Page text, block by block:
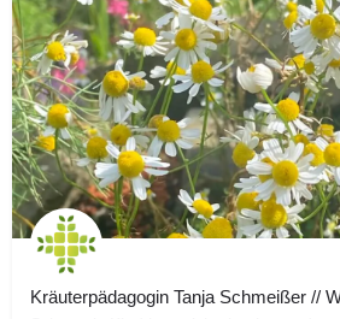
Kräuterpädagogin Tanja Schmeißer //